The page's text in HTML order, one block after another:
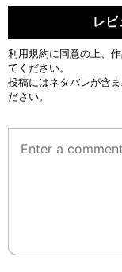
レ
利用規約に同意の上、
てください。
投稿にはネタバレが含
ださい。